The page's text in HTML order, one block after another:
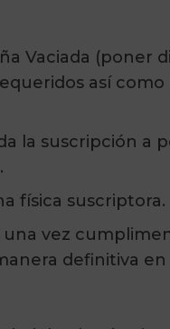
Vaciada (poner
así como
la suscripción a
física suscriptora.
vez
definitiva